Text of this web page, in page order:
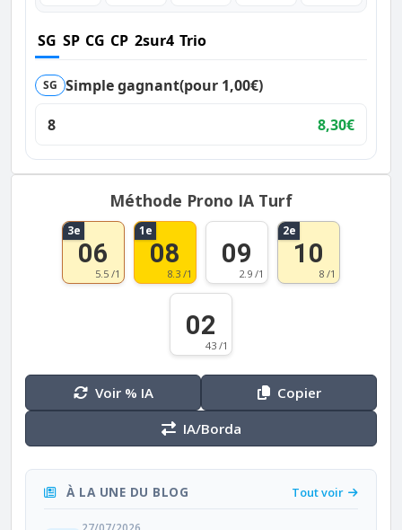
SG SP CG CP 2sur4 Trio
SG Simple gagnant(pour 1,00€)
8
8,30€
Méthode Prono IA Turf
3e
06
5.5 /1
1e
08
8.3 /1
09
2.9 /1
2e
10
8 /1
02
43 /1
Voir % IA
Copier
IA/Borda
À LA UNE DU BLOG Tout voir